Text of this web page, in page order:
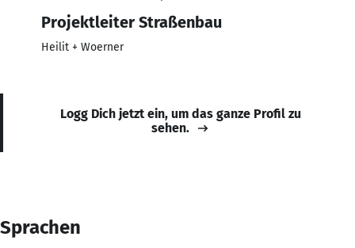
Projektleiter Straßenbau
Heilit + Woerner
Logg Dich jetzt ein, um das ganze Profil zu
sehen.
Sprachen